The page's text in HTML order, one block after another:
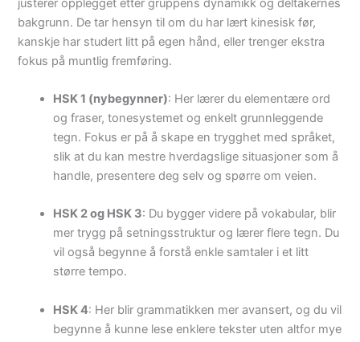
justerer opplegget etter gruppens dynamikk og deltakernes
bakgrunn. De tar hensyn til om du har lært kinesisk før,
kanskje har studert litt på egen hånd, eller trenger ekstra
fokus på muntlig fremføring.
HSK 1 (nybegynner): Her lærer du elementære ord
og fraser, tonesystemet og enkelt grunnleggende
tegn. Fokus er på å skape en trygghet med språket,
slik at du kan mestre hverdagslige situasjoner som å
handle, presentere deg selv og spørre om veien.
HSK 2 og HSK 3: Du bygger videre på vokabular, blir
mer trygg på setningsstruktur og lærer flere tegn. Du
vil også begynne å forstå enkle samtaler i et litt
større tempo.
HSK 4: Her blir grammatikken mer avansert, og du vil
begynne å kunne lese enklere tekster uten altfor mye